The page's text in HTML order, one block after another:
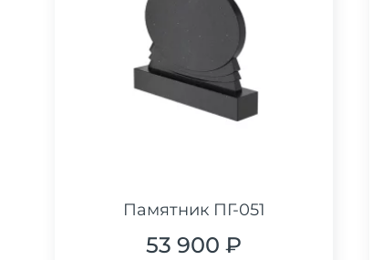
Памятник ПГ-051
53 900 ₽